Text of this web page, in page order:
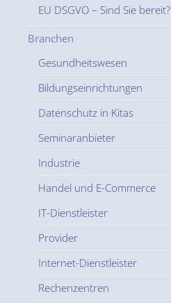
EU DSGVO – Sind Sie bereit?
Branchen
Gesundheitswesen
Bildungseinrichtungen
Datenschutz in Kitas
Seminaranbieter
Industrie
Handel und E-Commerce
IT-Dienstleister
Provider
Internet-Dienstleister
Rechenzentren